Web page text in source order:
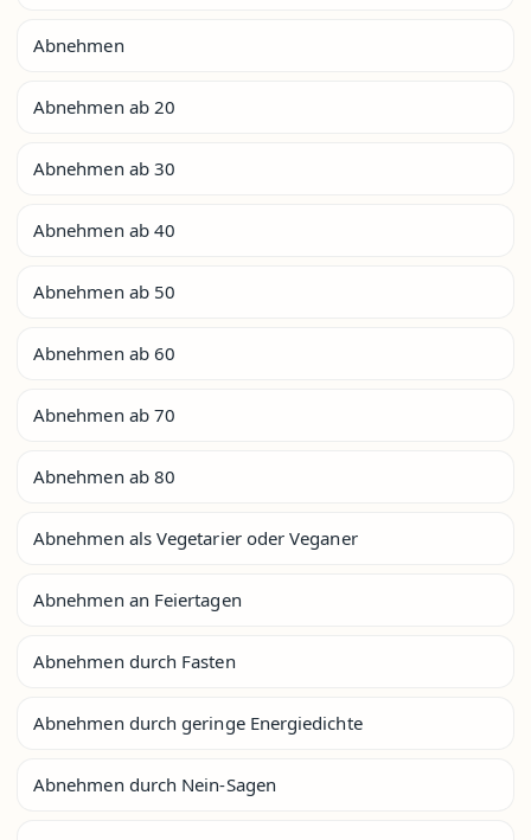
Abnehmen
Abnehmen ab 20
Abnehmen ab 30
Abnehmen ab 40
Abnehmen ab 50
Abnehmen ab 60
Abnehmen ab 70
Abnehmen ab 80
Abnehmen als Vegetarier oder Veganer
Abnehmen an Feiertagen
Abnehmen durch Fasten
Abnehmen durch geringe Energiedichte
Abnehmen durch Nein-Sagen